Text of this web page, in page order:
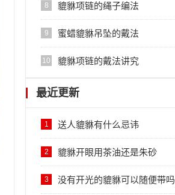
8 貔貅项链的绳子编法
9 蜜蜡貔貅吊坠的戴法
10 貔貅项链的戴法讲究
最近更新
1 送人貔貅有什么忌讳
2 貔貅开眼用茶油还是朱砂
3 没有开光的貔貅可以随便带吗